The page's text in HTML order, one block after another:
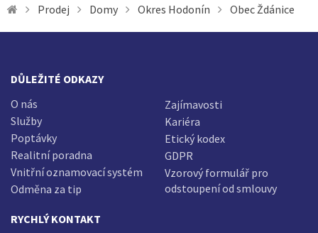
Prodej Domy Okres Hodonín Obec Ždánice
DŮLEŽITÉ ODKAZY
O nás
Služby
Poptávky
Realitní poradna
Vnitřní oznamovací systém
Odměna za tip
Zajímavosti
Kariéra
Etický kodex
GDPR
Vzorový formulář pro
odstoupení od smlouvy
RYCHLÝ KONTAKT